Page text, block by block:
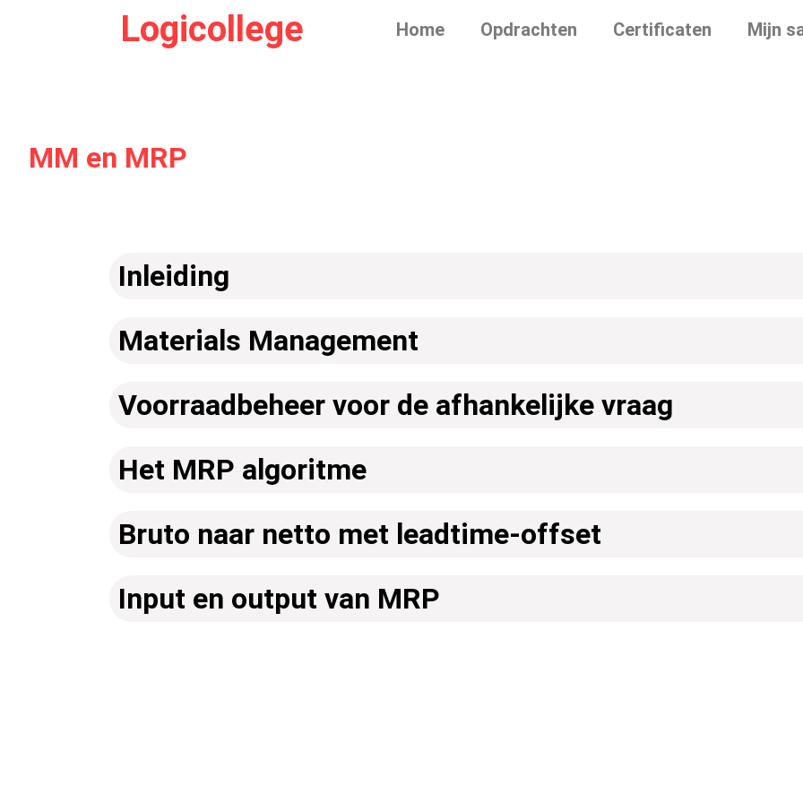
Logicollege Home Opdrachten Certificaten Mijn
MM en MRP
Inleiding
Materials Management
Voorraadbeheer voor de afhankelijke vraag
Het MRP algoritme
Bruto naar netto met leadtime-offset
Input en output van MRP